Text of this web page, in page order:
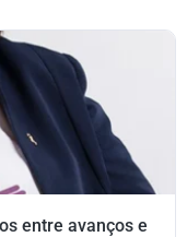
entre avanços e